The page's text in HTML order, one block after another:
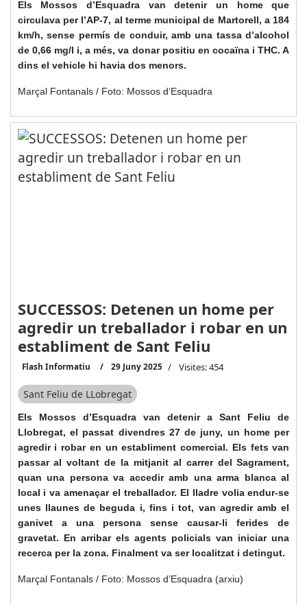
Els Mossos d’Esquadra van detenir un home que
circulava per l’AP-7, al terme municipal de Martorell, a 184
km/h, sense permís de conduir, amb una tassa d’alcohol
de 0,66 mg/l i, a més, va donar positiu en cocaïna i THC. A
dins el vehicle hi havia dos menors.
Marçal Fontanals / Foto: Mossos d’Esquadra
SUCCESSOS: Detenen un home per
agredir un treballador i robar en un
establiment de Sant Feliu
Flash Informatiu 29 Juny 2025 Visites: 454
Sant Feliu de LLobregat
Els Mossos d’Esquadra van detenir a Sant Feliu de
Llobregat, el passat divendres 27 de juny, un home per
agredir i robar en un establiment comercial. Els fets van
passar al voltant de la mitjanit al carrer del Sagrament,
quan una persona va accedir amb una arma blanca al
local i va amenaçar el treballador. El lladre volia endur-se
unes llaunes de beguda i, fins i tot, van agredir amb el
ganivet a una persona sense causar-li ferides de
gravetat. En arribar els agents policials van iniciar una
recerca per la zona. Finalment va ser localitzat i detingut.
Marçal Fontanals / Foto: Mossos d’Esquadra (arxiu)